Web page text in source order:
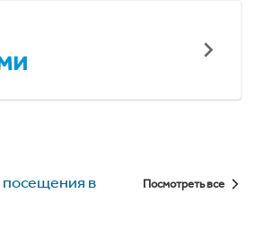
в
Посмотреть все